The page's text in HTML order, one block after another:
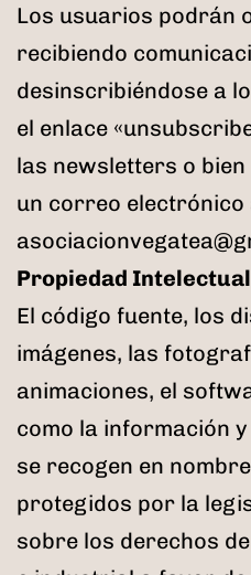
Los usuarios podrán
recibiendo
desinscribiéndose a
el enlace
las newsletters o bien
un correo electrónico
Propiedad
El código fuente, los
imágenes, las
animaciones, el
como la información
se recogen en
protegidos por la
sobre los derechos